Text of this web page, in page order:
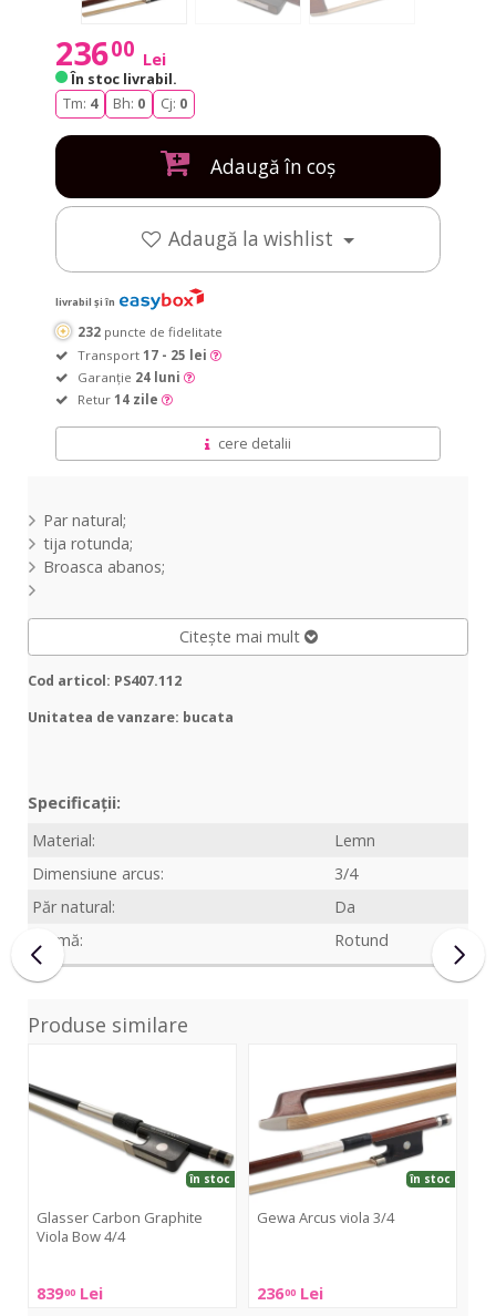
23600 Lei
În stoc livrabil.
Tm: 4 Bh: 0 Cj: 0
Adaugă în coș
Adaugă la wishlist
livrabil și în
232 puncte de fidelitate
Transport 17 - 25 lei
Garanție 24 luni
Retur 14 zile
cere detalii
Par natural;
tija rotunda;
Broasca abanos;
Citește mai mult
Cod articol: PS407.112
Unitatea de vanzare: bucata
Specificații:
Material:
Lemn
Dimensiune arcus:
3/4
Păr natural:
Da
Formă:
Rotund
Produse similare
Viola
Bow
Glasser Carbon Graphite
Viola Bow 4/4
83900 Lei
în stoc
Carbon
Gewa Arcus viola 3/4
23600 Lei
în stoc
Arcus